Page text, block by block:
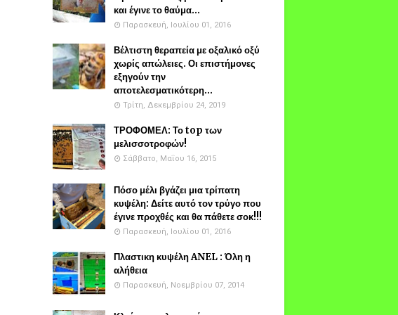
και έγινε το θαύμα...
Παρασκευή, Ιουλίου 01, 2016
Βέλτιστη θεραπεία με οξαλικό οξύ
χωρίς απώλειες. Οι επιστήμονες
εξηγούν την
αποτελεσματικότερη...
Τρίτη, Δεκεμβρίου 24, 2019
ΤΡΟΦΟΜΕΛ: Το top των
μελισσοτροφών!
Σάββατο, Μαΐου 16, 2015
Πόσο μέλι βγάζει μια τρίπατη
κυψέλη: Δείτε αυτό τον τρύγο που
έγινε προχθές και θα πάθετε σοκ!!!
Παρασκευή, Ιουλίου 01, 2016
Πλαστικη κυψέλη ANEL : Όλη η
αλήθεια
Παρασκευή, Νοεμβρίου 07, 2014